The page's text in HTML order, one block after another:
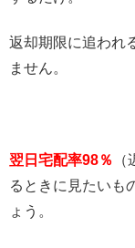
返却期限に追われ
ません。
翌日宅配率98％
るときに見たいも
ょう。